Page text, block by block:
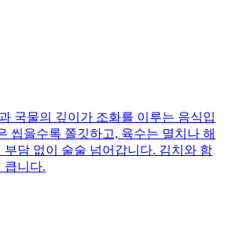
국물의 깊이가 조화를 이루는 음식입
씹을수록 쫄깃하고, 육수는 멸치나 해
부담 없이 술술 넘어갑니다. 김치와 함
큽니다.